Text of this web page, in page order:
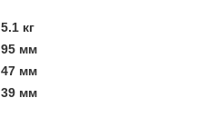
5.1 кг
95 мм
47 мм
39 мм